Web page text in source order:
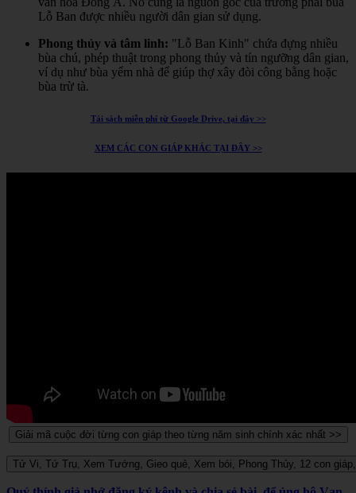
Lỗ Ban được nhiều người dân gian sử dụng.
Phong thủy và tâm linh: "Lỗ Ban Kinh" chứa đựng nhiều
bùa chú, phép thuật trong phong thủy và tín ngưỡng dân gian,
ví dụ như bùa yểm nhà để giúp thợ xây đòi công bằng hoặc
bùa trừ tà.
Tải sách miễn phí từ Google Drive, tại đây >>
XEM CÁC CON GIÁP KHÁC TẠI ĐÂY >>